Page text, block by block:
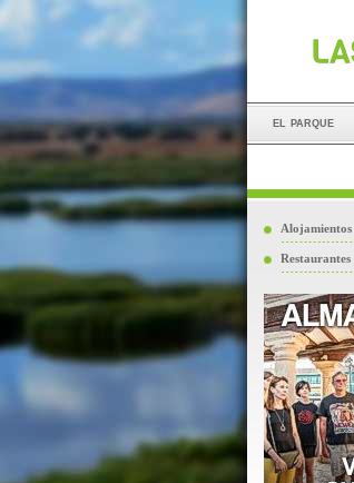
el parque
Alojamientos
Restaurantes